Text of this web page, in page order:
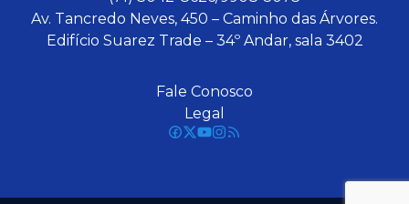
Av. Tancredo Neves, 450 – Caminho das Árvores.
Edifício Suarez Trade – 34º Andar, sala 3402
Fale Conosco
Legal